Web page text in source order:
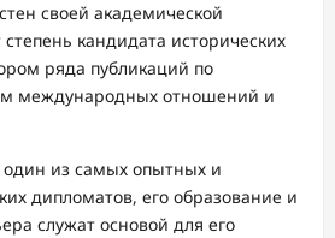
своей академической
кандидата исторических
ряда публикаций по
международных отношений и
из самых опытных и
дипломатов, его образование и
служат основой для его